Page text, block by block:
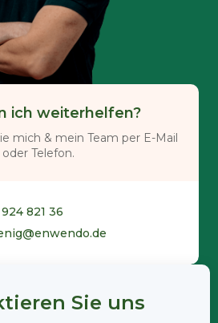
ich weiterhelfen?
mich & mein Team per E-Mail
oder Telefon.
821 36
Sie uns